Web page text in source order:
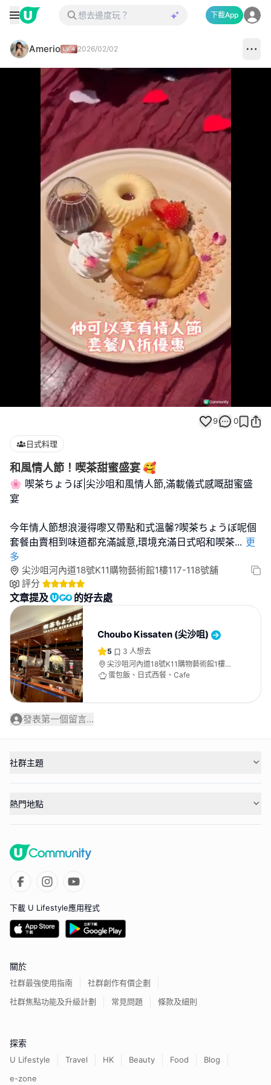
下載App
Amerio 2026/02/02
Loaded
100.00%
9 0
日式料理
和風情人節！喫茶甜蜜盛宴 🥰
🌸 喫茶ちょうぼ|尖沙咀和風情人節,滿載儀式感嘅甜蜜盛
宴
今年情人節想浪漫得嚟又帶點和式溫馨?喫茶ちょうぼ呢個
套餐由賣相到味道都充滿誠意,環境充滿日式昭和喫茶... 更
多
尖沙咀河內道18號K11購物藝術館1樓117-118號舖
評分
文章提及 的好去處
Choubo Kissaten (尖沙咀)
5 3 人想去
尖沙咀河內道18號K11購物藝術館1樓
117-118號舖
蛋包飯、日式西餐、Cafe
發表第一個留言...
社群主題
熱門地點
下載 U Lifestyle應用程式
關於
社群最強使用指南
社群創作有價企劃
社群焦點功能及升級計劃
常見問題 條款及細則
探索
U Lifestyle Travel HK Beauty Food
Blog
e-zone